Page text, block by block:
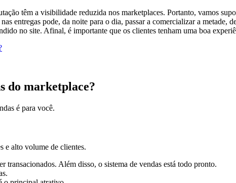
têm a visibilidade reduzida nos marketplaces. Portanto, vamos
entregas pode, da noite para o dia, passar a comercializar a metade,
no site. Afinal, é importante que os clientes tenham uma boa
do marketplace?
é para você.
e alto volume de clientes.
transacionados. Além disso, o sistema de vendas está todo pronto.